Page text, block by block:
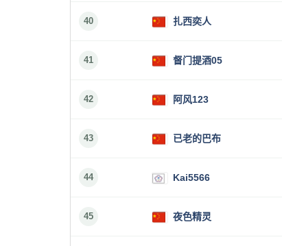
40 扎西奕人
41 督门提酒05
42 阿风123
43 已老的巴布
44 Kai5566
45 夜色精灵